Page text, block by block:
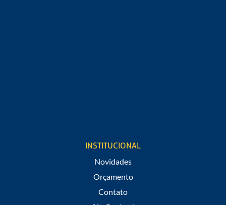
INSTITUCIONAL
Novidades
Orçamento
Contato